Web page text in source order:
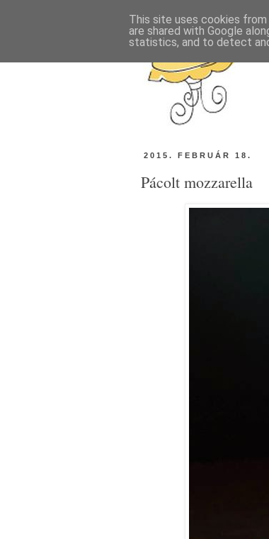
2015. FEBRUÁR 18.
Pácolt mozzarella
This site uses cookies
are shared with Google
statistics, and to detect